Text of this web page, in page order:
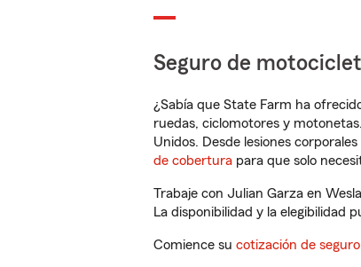
Seguro de
¿Sabía que State Farm ha
ruedas, ciclomotores y
Unidos. Desde lesiones
de cobertura para que solo
Trabaje con Julian Garza en
La disponibilidad y la elegibilidad
Comience su cotización de